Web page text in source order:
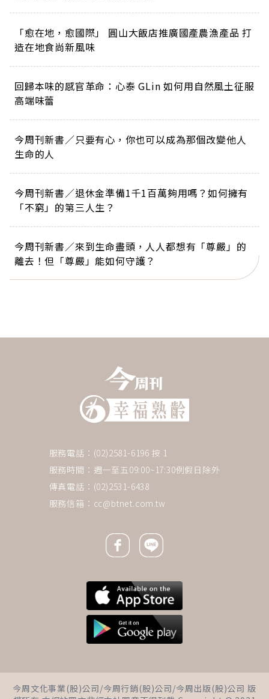
退化性膝關節炎，走路變得吃
「愈在地，愈國際」 圓山大飯店推廣國產農漁產品 打
造在地食尚新風味
回歸本味的感官革命：心泰 GLin 如何用自然風土征服
高端味蕾
今周刊新書／只要有心，你也可以成為那個改變他人
生命的人
今周刊新書／退休金準備1千1百萬夠用嗎？如何擁有
「不窮」的第三人生？
今周刊新書／來到生命盡頭，人人都想有「尊嚴」的
離去！但「尊嚴」能如何守護？
服務電話：(02)2581-6196 按 1
服務時間：週一至五09:00~17:30例假日除外
傳真電話：(02)2531-6438
服務信箱： cc@btnet.com.tw
Facebook icon
Line icon
今周文化事業(股)公司/今周行銷(股)公司/今周出版(股)公司 版